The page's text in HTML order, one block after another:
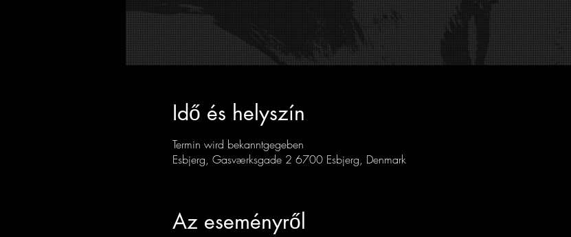
Idő és helyszín
Termin wird bekanntgegeben
Esbjerg, Gasværksgade 2 6700 Esbjerg, Denmark
Az eseményről